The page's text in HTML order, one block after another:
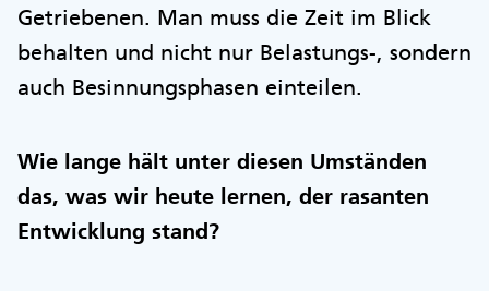
Getriebenen. Man muss die Zeit im Blick
behalten und nicht nur Belastungs-, sondern
auch Besinnungsphasen einteilen.
Wie lange hält unter diesen Umständen
das, was wir heute lernen, der rasanten
Entwicklung stand?